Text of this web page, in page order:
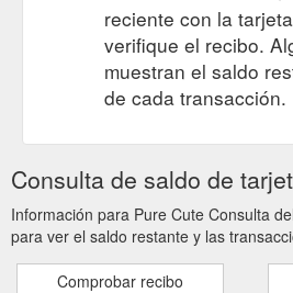
reciente con la
verifique el recibo.
muestran el saldo
de cada transacción.
Consulta de saldo de
Información para Pure Cute Consulta
para ver el saldo restante y las
Comprobar recibo